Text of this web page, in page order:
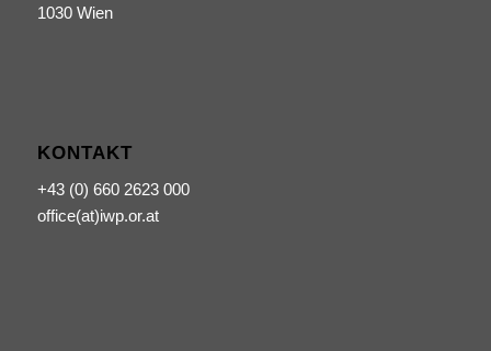
1030 Wien
KONTAKT
+43 (0) 660 2623 000
office(at)iwp.or.at